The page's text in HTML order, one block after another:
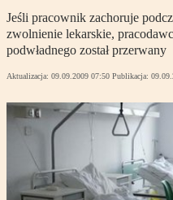
Jeśli pracownik zachoruje
zwolnienie lekarskie,
podwładnego został przerwany
Aktualizacja: 09.09.2009 07:50 Publikacja: